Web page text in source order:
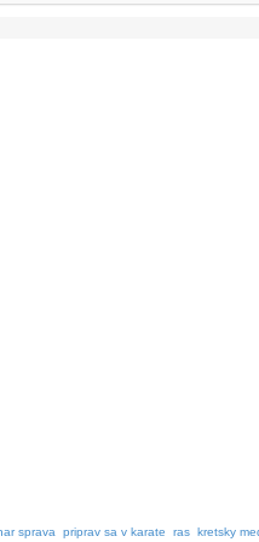
sprava priprav sa v karate ras kretsky